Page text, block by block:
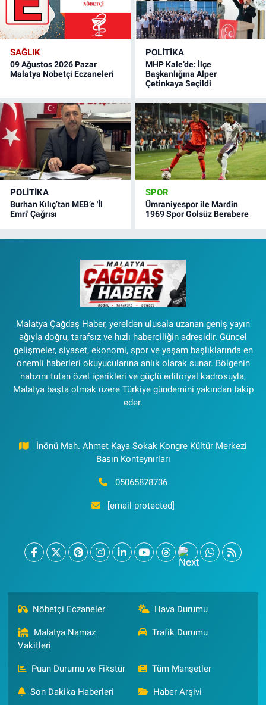
SAĞLIK
09 Ağustos 2026 Pazar
Malatya Nöbetçi Eczaneleri
POLITIKA
MHP Kale’de: İlçe
Başkanlığına Alper
Çetinkaya Seçildi
POLITIKA
Burhan Kılıç’tan MEB’e 'İl
Emri' Çağrısı
SPOR
Ümraniyespor ile Mardin
1969 Spor Golsüz Berabere
Malatya Çağdaş Haber, yerelden ulusala uzanan geniş yayın
ağıyla doğru, tarafsız ve hızlı haberciliğin adresidir. Güncel
gelişmeler, siyaset, ekonomi, spor ve yaşam başlıklarında en
önemli haberleri okuyucularına anlık olarak sunar. Bölgenin
nabzını tutan özel içerikleri ve güçlü editoryal kadrosuyla,
Malatya başta olmak üzere Türkiye gündemini yakından takip
eder.
İnönü Mah. Ahmet Kaya Sokak Kongre Kültür Merkezi
Basın Konteynırları
05065878736
[email protected]
Nöbetçi Eczaneler Hava Durumu
Malatya Namaz
Vakitleri
Trafik Durumu
Puan Durumu ve Fikstür Tüm Manşetler
Son Dakika Haberleri Haber Arşivi